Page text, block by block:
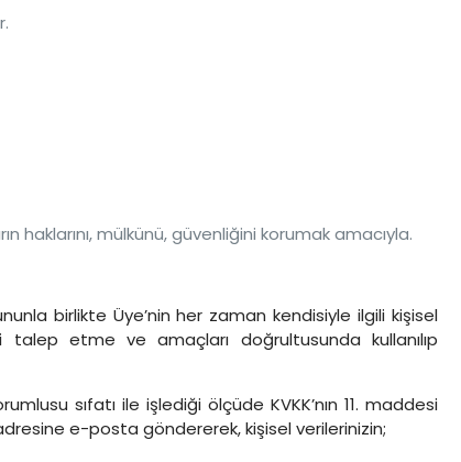
mülkünü, güvenliğini korumak amacıyla.
birlikte Üye’nin her zaman kendisiyle ilgili kişisel
talep etme ve amaçları doğrultusunda kullanılıp
sıfatı ile işlediği ölçüde KVKK’nın 11. maddesi
e-posta göndererek, kişisel verilerinizin;